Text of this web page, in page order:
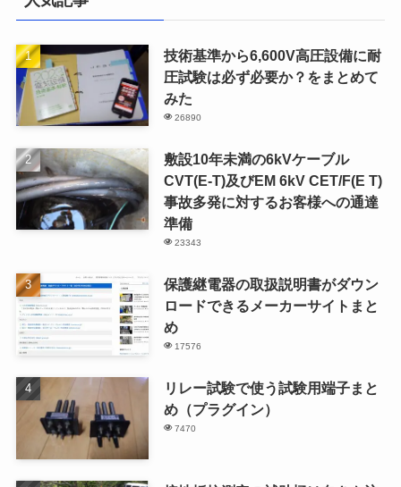
技術基準から6,600V高圧設備に耐
圧試験は必ず必要か？をまとめて
みた
26890
敷設10年未満の6kVケーブル
CVT(E-T)及びEM 6kV CET/F(E T)
事故多発に対するお客様への通達
準備
23343
保護継電器の取扱説明書がダウン
ロードできるメーカーサイトまと
め
17576
リレー試験で使う試験用端子まと
め（プラグイン）
7470